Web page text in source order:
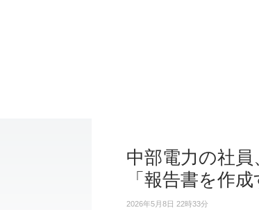
中部電力の社
「報告書を作成
2026年5月8日 22時33分